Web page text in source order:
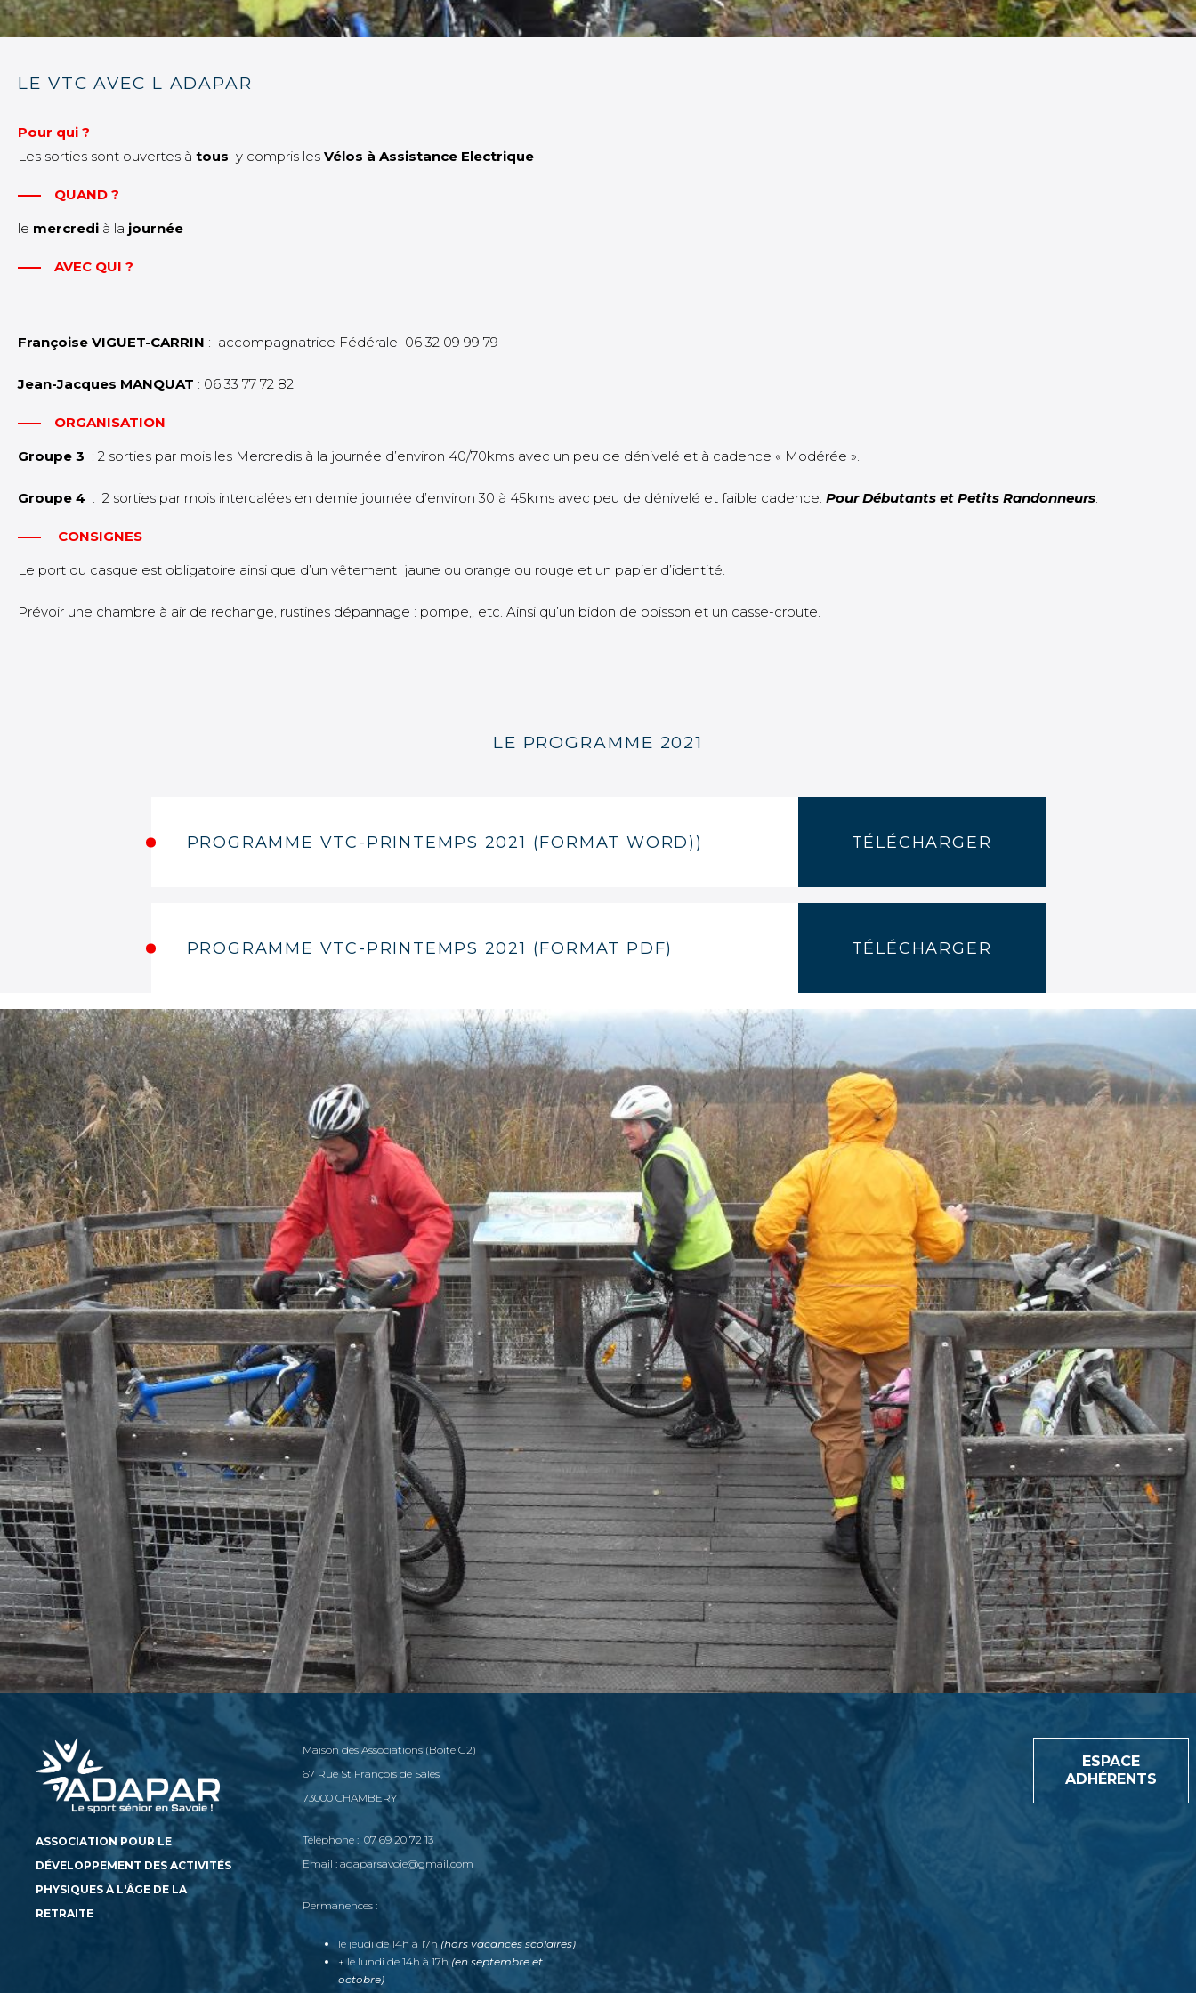
LE VTC AVEC L ADAPAR
Pour qui ?
Les sorties sont ouvertes à tous y compris les Vélos à Assistance Electrique
QUAND ?
le mercredi à la journée
AVEC QUI ?
Françoise VIGUET-CARRIN : accompagnatrice Fédérale 06 32 09 99 79
Jean-Jacques MANQUAT : 06 33 77 72 82
ORGANISATION
Groupe 3 : 2 sorties par mois les Mercredis à la journée d’environ 40/70kms avec un peu de dénivelé et à cadence « Modérée ».
Groupe 4 : 2 sorties par mois intercalées en demie journée d’environ 30 à 45kms avec peu de dénivelé et faible cadence. Pour Débutants et Petits Randonneurs.
CONSIGNES
Le port du casque est obligatoire ainsi que d’un vêtement jaune ou orange ou rouge et un papier d’identité.
Prévoir une chambre à air de rechange, rustines dépannage : pompe,, etc. Ainsi qu’un bidon de boisson et un casse-croute.
LE PROGRAMME 2021
PROGRAMME VTC-PRINTEMPS 2021 (FORMAT WORD)) TÉLÉCHARGER
PROGRAMME VTC-PRINTEMPS 2021 (FORMAT PDF) TÉLÉCHARGER
ASSOCIATION POUR LE
DÉVELOPPEMENT DES ACTIVITÉS
PHYSIQUES À L'ÂGE DE LA
RETRAITE
Maison des Associations (Boite G2)
67 Rue St François de Sales
73000 CHAMBERY
Téléphone : 07 69 20 72 13
Email : adaparsavoie@gmail.com
Permanences :
le jeudi de 14h à 17h (hors vacances scolaires)
+ le lundi de 14h à 17h (en septembre et
octobre)
ESPACE
ADHÉRENTS